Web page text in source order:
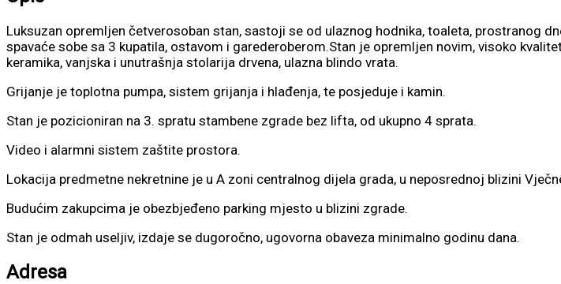
Luksuzan opremljen četverosoban stan, sastoji se od ulaznog hodnika, toaleta, prostranog
spavaće sobe sa 3 kupatila, ostavom i garederoberom.Stan je opremljen novim, visoko
keramika, vanjska i unutrašnja stolarija drvena, ulazna blindo vrata.
Grijanje je toplotna pumpa, sistem grijanja i hlađenja, te posjeduje i kamin.
Stan je pozicioniran na 3. spratu stambene zgrade bez lifta, od ukupno 4 sprata.
Video i alarmni sistem zaštite prostora.
Lokacija predmetne nekretnine je u A zoni centralnog dijela grada, u neposrednoj blizini
Budućim zakupcima je obezbjeđeno parking mjesto u blizini zgrade.
Stan je odmah useljiv, izdaje se dugoročno, ugovorna obaveza minimalno godinu dana.
Adresa